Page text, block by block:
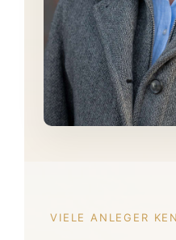
VIELE ANLEGER